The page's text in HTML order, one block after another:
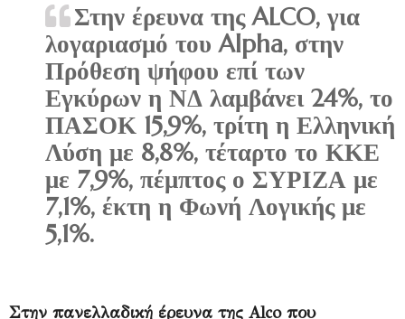
Στην έρευνα της ALCO, για
λογαριασμό του Alpha, στην
Πρόθεση ψήφου επί των
Εγκύρων η ΝΔ λαμβάνει 24%, το
ΠΑΣΟΚ 15,9%, τρίτη η Ελληνική
Λύση με 8,8%, τέταρτο το ΚΚΕ
με 7,9%, πέμπτος ο ΣΥΡΙΖΑ με
7,1%, έκτη η Φωνή Λογικής με
5,1%.
Στην πανελλαδική έρευνα της Alco που